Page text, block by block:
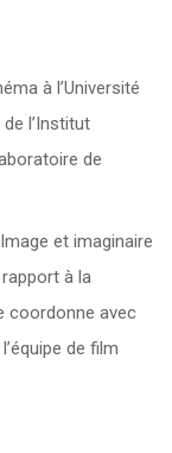
à l’Université
l’Institut
de
et imaginaire
à la
coordonne avec
de film